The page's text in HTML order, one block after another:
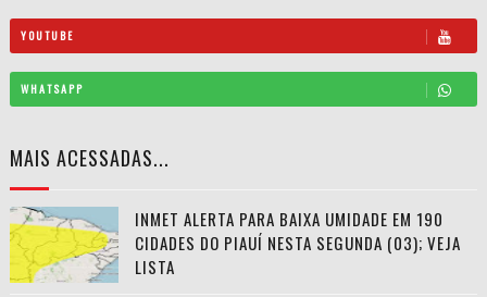
YOUTUBE
WHATSAPP
MAIS ACESSADAS...
INMET ALERTA PARA BAIXA UMIDADE EM 190
CIDADES DO PIAUÍ NESTA SEGUNDA (03); VEJA
LISTA